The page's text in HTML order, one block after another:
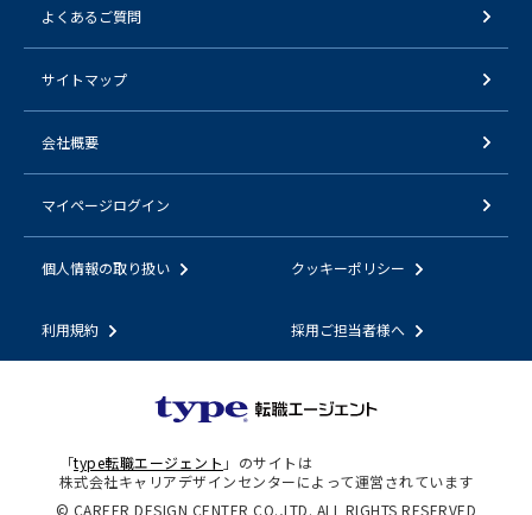
よくあるご質問
サイトマップ
会社概要
マイページログイン
個人情報の取り扱い クッキーポリシー
利用規約 採用ご担当者様へ
「type転職エージェント 」のサイトは
株式会社キャリアデザインセンターによって運営されています
© CAREER DESIGN CENTER CO.,LTD. ALL RIGHTS RESERVED